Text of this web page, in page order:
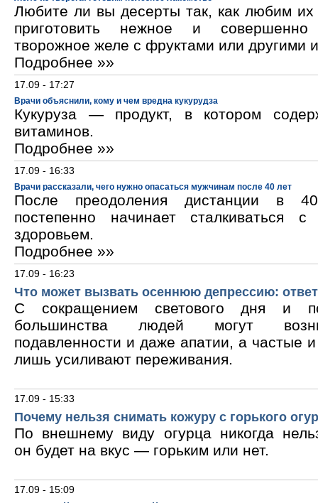
Любите ли вы десерты так, как любим
приготовить нежное и
творожное желе с фруктами или другими
Подробнее »»
17.09 - 17:27
Врачи объяснили, кому и чем вредна кукурудза
Кукуруза — продукт, в котором
витаминов.
Подробнее »»
17.09 - 16:33
Врачи рассказали, чего нужно опасаться мужчинам после 40 лет
После преодоления дистанции в
постепенно начинает сталкиваться
здоровьем.
Подробнее »»
17.09 - 16:23
Что может вызвать осеннюю депрессию:
С сокращением светового дня и
большинства людей могут
подавленности и даже апатии, а частые
лишь усиливают переживания.
17.09 - 15:33
Почему нельзя снимать кожуру с горького
По внешнему виду огурца никогда
он будет на вкус — горьким или нет.
17.09 - 15:09